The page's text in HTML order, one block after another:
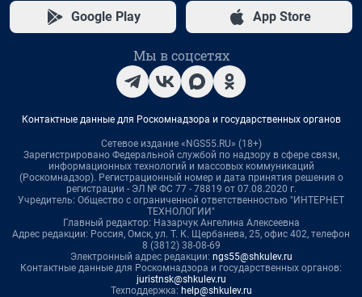
Google Play App Store
Мы в соцсетях
Контактные данные для Роскомнадзора и государственных органов
Сетевое издание «NGS55.RU» (18+)
Зарегистрировано Федеральной службой по надзору в сфере связи,
информационных технологий и массовых коммуникаций
(Роскомнадзор). Регистрационный номер и дата принятия решения о
регистрации - ЭЛ № ФС 77 - 78819 от 07.08.2020 г.
Учредитель: Общество с ограниченной ответственностью "ИНТЕРНЕТ
ТЕХНОЛОГИИ"
Главный редактор: Назарчук Ангелина Алексеевна
Адрес редакции: Россия, Омск, ул. Т. К. Щербанева, 25, офис 402, телефон
8 (3812) 38-08-69
Электронный адрес редакции: ngs55@shkulev.ru
Контактные данные для Роскомнадзора и государственных органов:
juristnsk@shkulev.ru
Техподдержка: help@shkulev.ru